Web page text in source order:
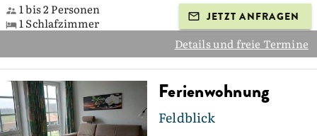
1 bis 2 Personen
1 Schlafzimmer
JETZT ANFRAGEN
Details und freie Termine
Ferienwohnung
Feldblick